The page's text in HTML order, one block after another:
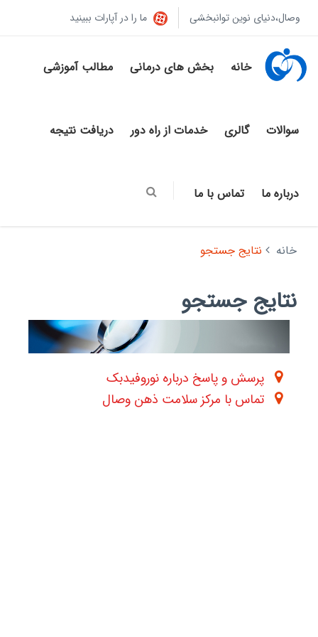
وصال،دنیای نوین توانبخشی ما را در آپارات ببینید
خانه بخش های درمانی مطالب آموزشی
سوالات گالری خدمات از راه دور دریافت نتیجه
درباره ما تماس با ما
خانه نتایج جستجو
نتایج جستجو
پرسش و پاسخ درباره نوروفیدبک
تماس با مرکز سلامت ذهن وصال